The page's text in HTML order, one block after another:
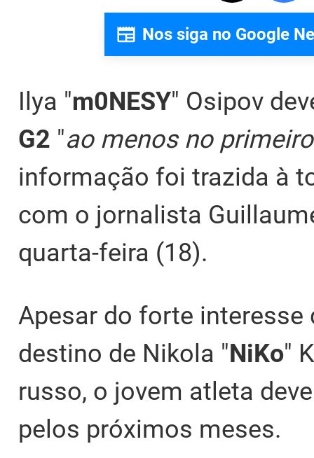
Nos siga no Google
Ilya "m0NESY" Osipov
G2 "ao menos no
informação foi trazida à
com o jornalista
quarta-feira (18).
Apesar do forte
destino de Nikola "⁠NiKo⁠"
russo, o jovem atleta
pelos próximos meses.